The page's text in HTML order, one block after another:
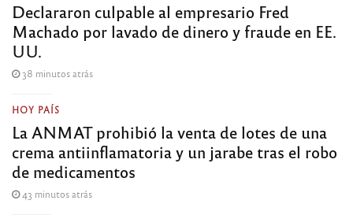
Declararon culpable al empresario Fred
Machado por lavado de dinero y fraude en EE.
UU.
38 minutos atrás
HOY PAÍS
La ANMAT prohibió la venta de lotes de una
crema antiinflamatoria y un jarabe tras el robo
de medicamentos
43 minutos atrás